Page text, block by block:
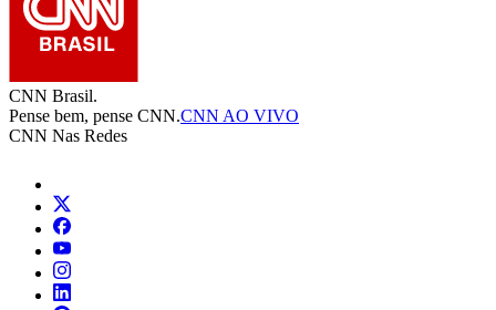
CNN Brasil.
Pense bem, pense CNN.CNN AO VIVO
CNN Nas Redes